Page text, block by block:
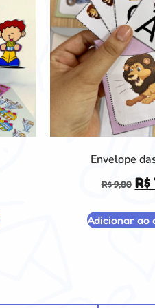
Envelope
R$9,00 R$
Adicionar ao